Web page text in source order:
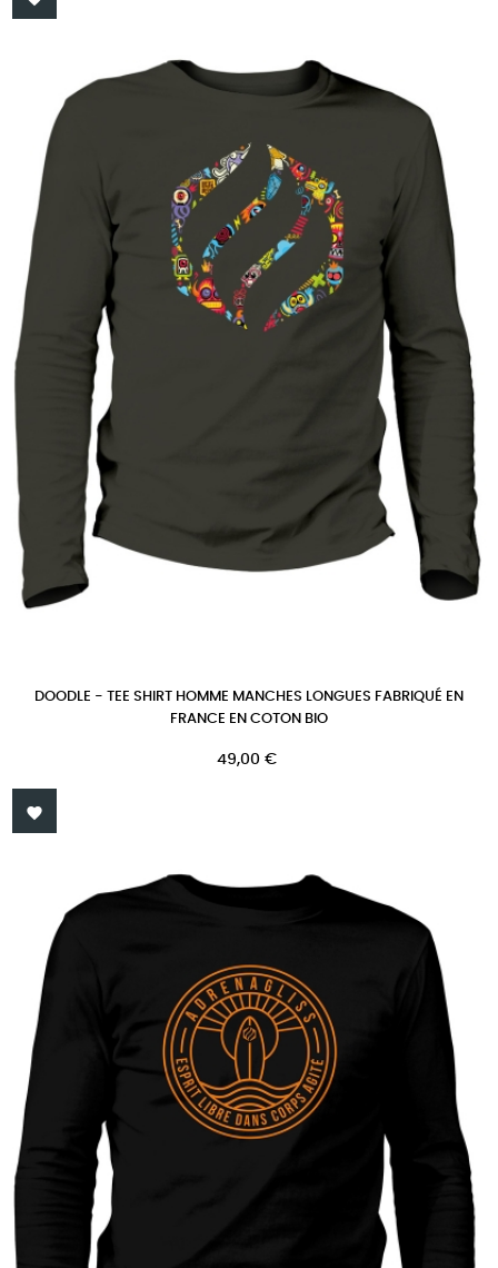
DOODLE - TEE SHIRT HOMME MANCHES LONGUES FABRIQUÉ EN
FRANCE EN COTON BIO
Prix
49,00 €
